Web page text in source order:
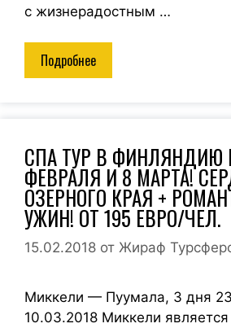
с жизнерадостным …
Подробнее
СПА ТУР В ФИНЛЯНДИЮ
ФЕВРАЛЯ И 8 МАРТА!
ОЗЕРНОГО КРАЯ +
УЖИН! ОТ 195 ЕВРО/ЧЕЛ.
15.02.2018 от Жираф
Миккели — Пуумала, 3 дня
10.03.2018 Миккели